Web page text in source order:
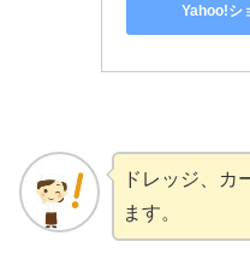
Yahoo!シ
ドレッジ、カ
ます。